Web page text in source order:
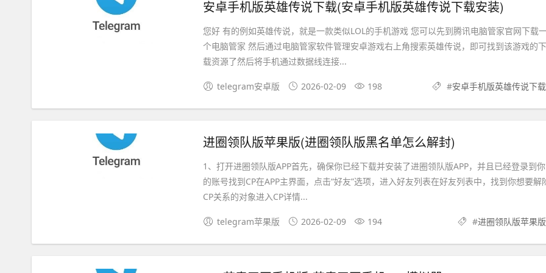
安卓手机版英雄传说下载(安卓手机版英雄传说下载安装)
您好 有的例如英雄传说，就是一款类似LOL的手机游戏 您可以先到腾讯电脑管家官网下载
个电脑管家 然后通过电脑管家软件管理安卓游戏右上角搜索英雄传说，即可找到该游戏的下
载资源了然后将手机通过数据线连接...
telegram安卓版 2026-02-09 198 #安卓手机版英雄传说下载
进圈领队版苹果版(进圈领队版黑名单怎么解封)
1、打开进圈领队版APP首先，确保你已经下载并安装了进圈领队版APP，并且已经登录到你
的账号找到CP在APP主界面，点击“好友”选项，进入好友列表在好友列表中，找到你想要解
CP关系的对象进入CP详情...
telegram苹果版 2026-02-09 194 #进圈领队版苹果版